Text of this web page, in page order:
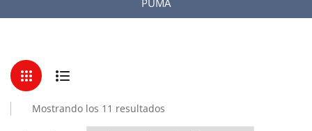
PUMA
Mostrando los 11 resultados